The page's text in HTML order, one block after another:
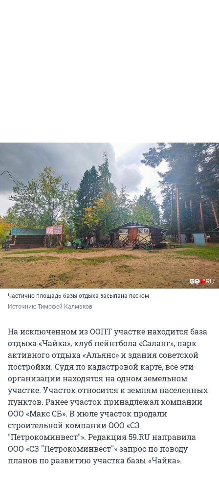
Частично площадь базы отдыха засыпана песком
Источник: Тимофей Калмаков
На исключенном из ООПТ участке находится база
отдыха «Чайка», клуб пейнтбола «Саланг», парк
активного отдыха «Альянс» и здания советской
постройки. Судя по кадастровой карте, все эти
организации находятся на одном земельном
участке. Участок относится к землям населенных
пунктов. Ранее участок принадлежал компании
ООО «Макс СБ». В июле участок продали
строительной компании ООО «СЗ
"Петрокоминвест"». Редакция 59.RU направила
ООО «СЗ "Петрокоминвест"» запрос по поводу
планов по развитию участка базы «Чайка».